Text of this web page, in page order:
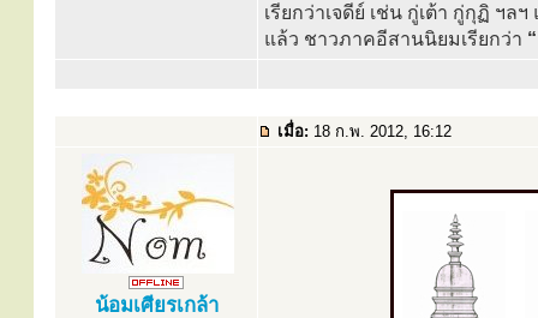
เรียกว่าเจดีย์ เช่น กู่เต้า กู่กุฏิ ฯ
แล้ว ชาวภาคอีสานนิยมเรียกว่า
เมื่อ: 18 ก.พ. 2012, 16:12
น้อมเศียรเกล้า